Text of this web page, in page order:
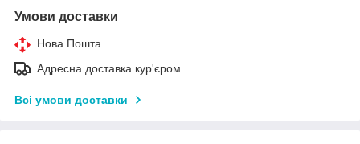
Умови доставки
Нова Пошта
Адресна доставка кур'єром
Всі умови доставки